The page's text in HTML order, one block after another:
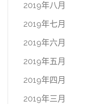
2019年八月
2019年七月
2019年六月
2019年五月
2019年四月
2019年三月